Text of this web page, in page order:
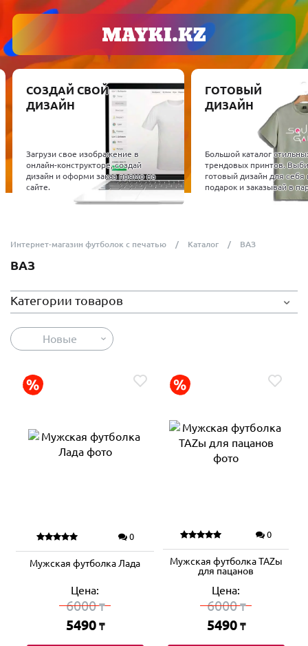
СОЗДАЙ СВОЙ
ДИЗАЙН
Загрузи свое изображение в
онлайн-конструкторе, создай
дизайн и оформи заказ прямо на
сайте.
ГОТОВЫЙ
ДИЗАЙН
Большой каталог
трендовых принтов.
готовый дизайн для себя
подарок и заказывай в
Интернет-магазин футболок с печатью Каталог ВАЗ
ВАЗ
Категории товаров
Новые
0
Мужская футболка Лада
Цена:
6000₸
5490 ₸
0
Мужская футболка TAZы
для пацанов
Цена:
6000₸
5490 ₸